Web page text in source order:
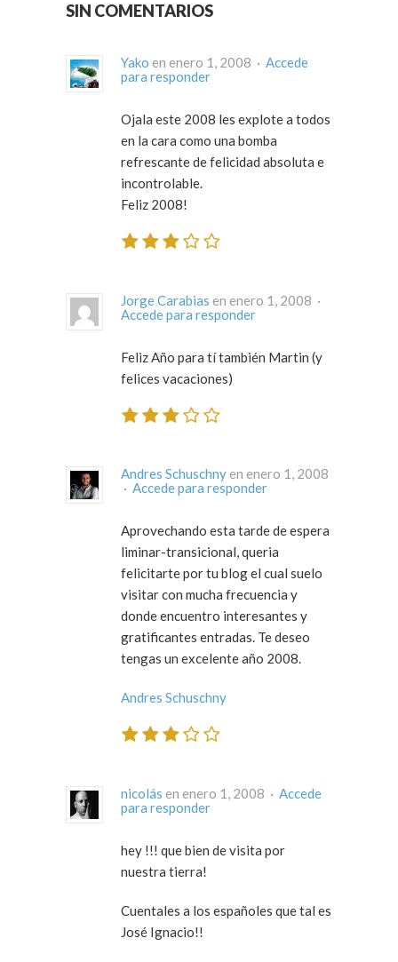
SIN COMENTARIOS
Yako en enero 1, 2008 · Accede
para responder
Ojala este 2008 les explote a todos
en la cara como una bomba
refrescante de felicidad absoluta e
incontrolable.
Feliz 2008!
Jorge Carabias
en enero 1, 2008 ·
Accede para responder
Feliz Año para tí también Martin (y
felices vacaciones)
Andres Schuschny en enero 1, 2008
· Accede para responder
Aprovechando esta tarde de espera
liminar-transicional, queria
felicitarte por tu blog el cual suelo
visitar con mucha frecuencia y
donde encuentro interesantes y
gratificantes entradas. Te deseo
tengas un excelente año 2008.
Andres Schuschny
nicolás en enero 1, 2008 · Accede
para responder
hey !!! que bien de visita por
nuestra tierra!
Cuentales a los españoles que tal es
José Ignacio!!